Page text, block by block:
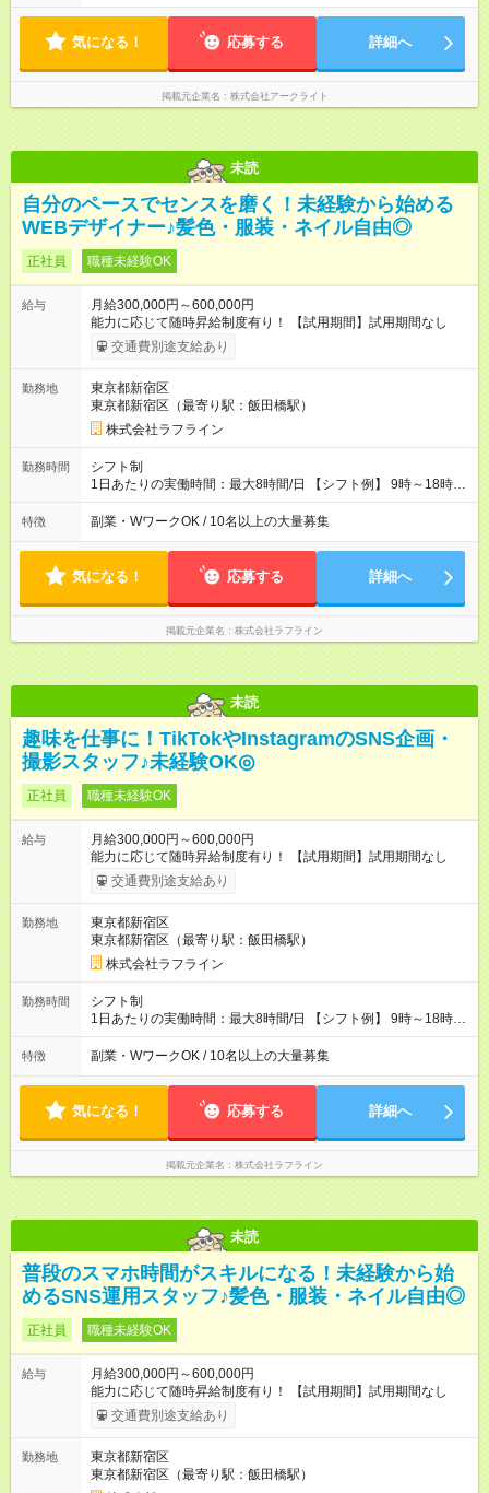
気になる！ 応募する 詳細へ
掲載元企業名 株式会社アークライト
未読
自分のペースでセンスを磨く！未経験から始める
WEBデザイナー♪髪色・服装・ネイル自由◎
正社員 職種未経験OK
給与
月給300,000円～600,000円
能力に応じて随時昇給制度有り！ 【試用期間】試用期間なし
交通費別途支給あり
勤務地
東京都新宿区
東京都新宿区（最寄り駅：飯田橋駅）
株式会社ラフライン
勤務時間
シフト制
1日あたりの実働時間：最大8時間/日 【シフト例】 9時～18時
10時～19時 11時～20時 休憩1時間以上！
特徴 副業・WワークOK / 10名以上の大量募集
気になる！ 応募する 詳細へ
掲載元企業名 株式会社ラフライン
未読
趣味を仕事に！TikTokやInstagramのSNS企画・
撮影スタッフ♪未経験OK◎
正社員 職種未経験OK
給与
月給300,000円～600,000円
能力に応じて随時昇給制度有り！ 【試用期間】試用期間なし
交通費別途支給あり
勤務地
東京都新宿区
東京都新宿区（最寄り駅：飯田橋駅）
株式会社ラフライン
勤務時間
シフト制
1日あたりの実働時間：最大8時間/日 【シフト例】 9時～18時
10時～19時 11時～20時 休憩1時間以上！
特徴 副業・WワークOK / 10名以上の大量募集
気になる！ 応募する 詳細へ
掲載元企業名 株式会社ラフライン
未読
普段のスマホ時間がスキルになる！未経験から始
めるSNS運用スタッフ♪髪色・服装・ネイル自由◎
正社員 職種未経験OK
給与
月給300,000円～600,000円
能力に応じて随時昇給制度有り！ 【試用期間】試用期間なし
交通費別途支給あり
勤務地
東京都新宿区
東京都新宿区（最寄り駅：飯田橋駅）